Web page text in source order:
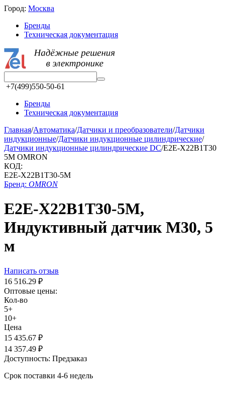
Город: Москва
Бренды
Техническая документация
+7(499)550-50-61
Бренды
Техническая документация
Главная/Автоматика/Датчики и преобразователи/Датчики
индукционные/Датчики индукционные цилиндрические/
Датчики индукционные цилиндрические DC/E2E-X22B1T30
5M OMRON
КОД:
E2E-X22B1T30-5M
Бренд: OMRON
E2E-X22B1T30-5M,
Индуктивный датчик M30, 5
м
Написать отзыв
16 516.29 ₽
Оптовые цены:
Кол-во
5+
10+
Цена
15 435.67 ₽
14 357.49 ₽
Доступность: Предзаказ
Срок поставки 4-6 недель